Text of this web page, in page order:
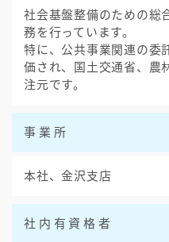
社会基盤整備のための総
務を行っています。
特に、公共事業関連の委
価され、国土交通省、農
注元です。
事業所
本社、金沢支店
社内有資格者